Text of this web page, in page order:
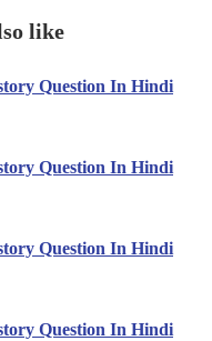
like
Question In Hindi
Question In Hindi
Question In Hindi
Question In Hindi